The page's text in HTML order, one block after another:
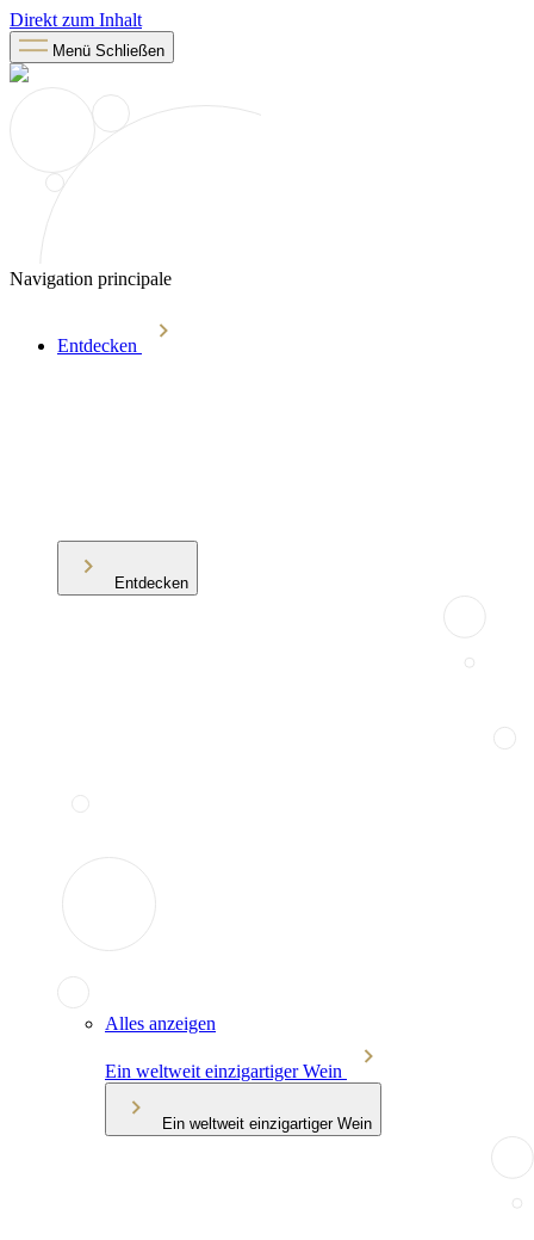
Direkt zum Inhalt
Menü Schließen
Navigation principale
Entdecken
Entdecken
Alles anzeigen
Ein weltweit einzigartiger Wein
Ein weltweit einzigartiger Wein